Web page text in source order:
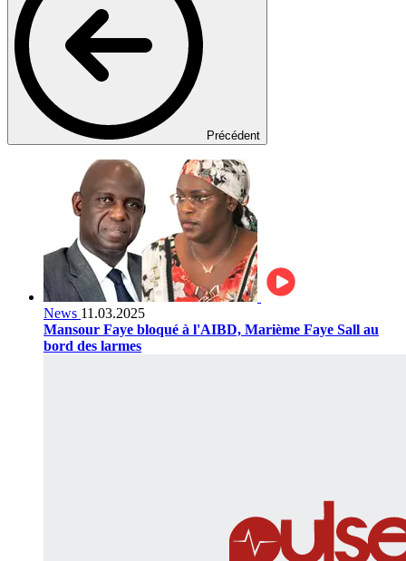
Précédent
News 11.03.2025
Mansour Faye bloqué à l'AIBD, Marième Faye Sall au
bord des larmes